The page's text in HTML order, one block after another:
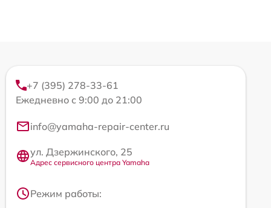
+7 (395) 278-33-61
Ежедневно с 9:00 до 21:00
info@yamaha-repair-center.ru
ул. Дзержинского, 25
Адрес сервисного центра Yamaha
Режим работы: